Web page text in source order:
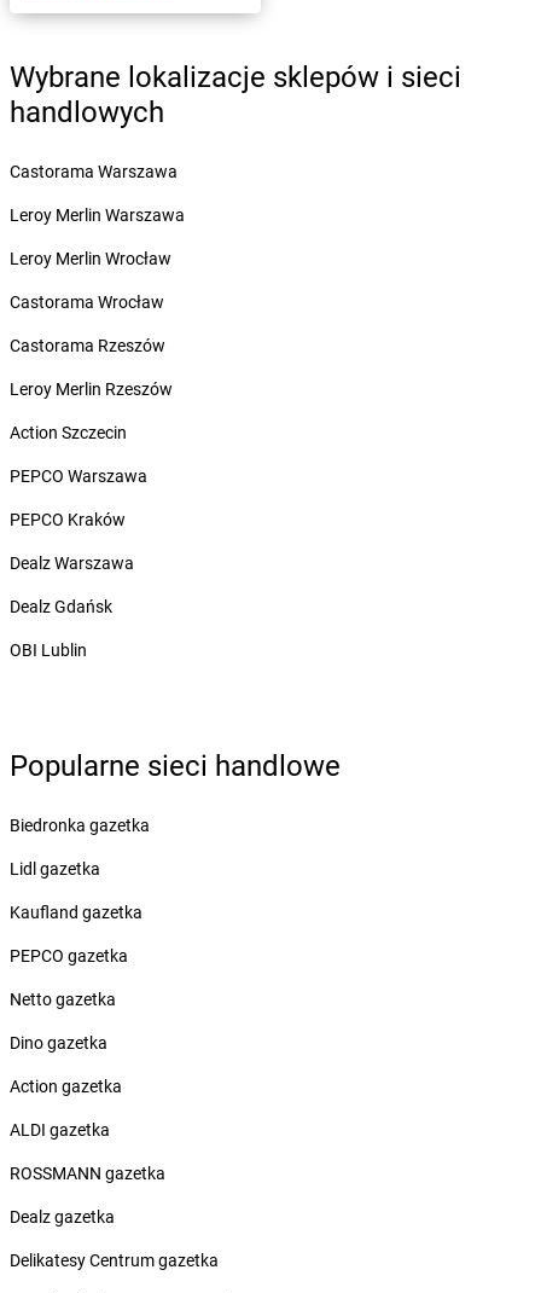
Żabka
Bolewice
Żabka Bolków
Żabka Bolszewo
Żabka Borawe
Żabka Borek Stary
Żabka Borkowo
Żabka Borne Sulinowo
Żabka Borowa
Żabka Borowianka
Żabka Borówno
Żabka Borowo
Żabka Borzęcin Duży
Żabka Borzygniew
Żabka Boża Wola
Żabka Bralin
Żabka Brenna
Żabka
Żabka
Brodnica Górna
Żabka Brody
Żabka
Brojce
Żabka Brudzeń Duży
Żabka
Bruskowo Wielkie
Żabka Brwinów
Żabka
Brynica
Żabka Brzeg
Żabka Brzeg Dolny
Żabka Brzesko
Żabka
Brzeszcze
Wybrane lokalizacje sklepów i sieci
handlowych
Castorama Warszawa
Leroy Merlin Warszawa
Leroy Merlin Wrocław
Castorama Wrocław
Castorama Rzeszów
Leroy Merlin Rzeszów
Action Szczecin
PEPCO Warszawa
PEPCO Kraków
Dealz Warszawa
Dealz Gdańsk
OBI Lublin
Popularne sieci handlowe
Biedronka gazetka
Lidl gazetka
Kaufland gazetka
PEPCO gazetka
Netto gazetka
Dino gazetka
Action gazetka
ALDI gazetka
ROSSMANN gazetka
Dealz gazetka
Delikatesy Centrum gazetka